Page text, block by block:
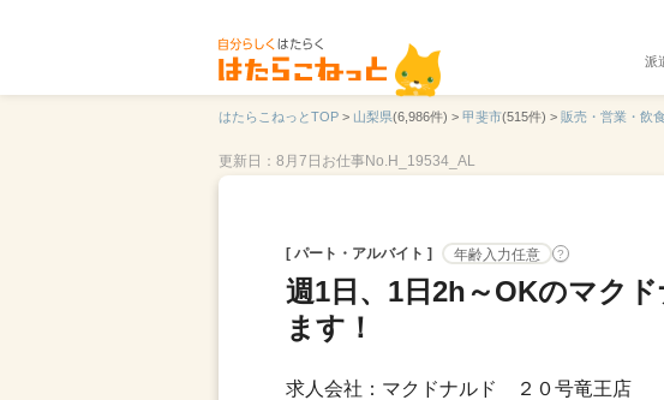
派
はたらこねっとTOP > 山梨県(6,986件) > 甲斐市(515件) > 販売・営業・飲
更新日：8月7日 お仕事No.H_19534_AL
[ パート・アルバイト ] 年齢入力任意 ?
週1日、1日2h～OKのマク
ます！
求人会社：マクドナルド ２０号竜王店